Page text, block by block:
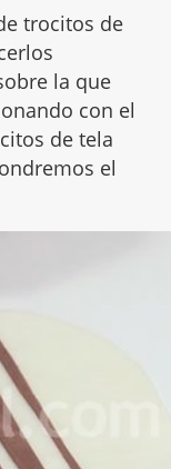
trocitos de
la que
con el
de tela
el